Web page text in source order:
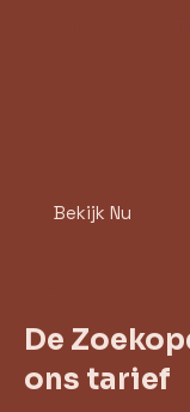
Bekijk Nu
De
ons tarief